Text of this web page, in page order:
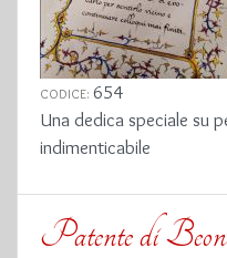
CODICE: 654
Una dedica speciale su
indimenticabile
Patente di